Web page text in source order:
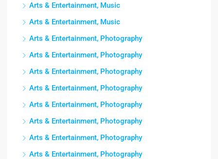
Arts & Entertainment, Music
Arts & Entertainment, Music
Arts & Entertainment, Photography
Arts & Entertainment, Photography
Arts & Entertainment, Photography
Arts & Entertainment, Photography
Arts & Entertainment, Photography
Arts & Entertainment, Photography
Arts & Entertainment, Photography
Arts & Entertainment, Photography